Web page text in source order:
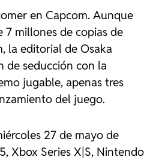
en Capcom. Aunque
7 millones de copias de
la editorial de Osaka
de seducción con la
jugable, apenas tres
del juego.
27 de mayo de
Xbox Series X|S, Nintendo